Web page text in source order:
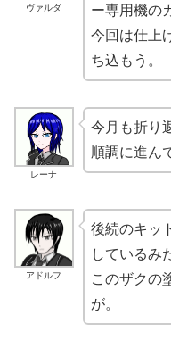
ヴァルダ
ー専用機の
今回は仕上
ち込もう。
レーナ
今月も折り
順調に進ん
アドルフ
後続のキッ
しているみ
このザクの
が。